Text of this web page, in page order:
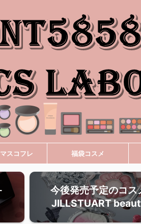
スコフレ 福袋コスメ
今後発売予定のコス
JILLSTUART